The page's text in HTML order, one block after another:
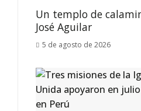
Un templo de
José Aguilar
5 de agosto de 2026